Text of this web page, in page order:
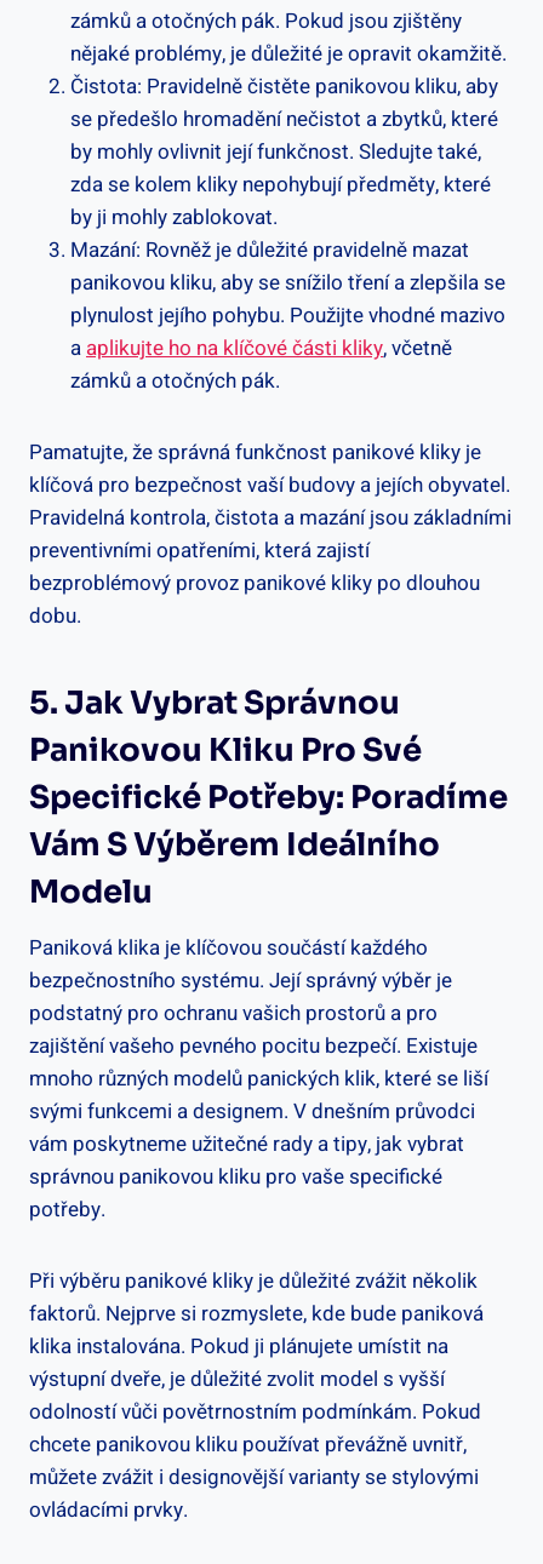
zámků a otočných ‍pák. ⁢Pokud jsou zjištěny
nějaké problémy, je⁣ důležité je⁣ opravit‌ okamžitě.
Čistota: Pravidelně čistěte panikovou kliku, aby
se⁤ předešlo hromadění nečistot a ⁣zbytků, které
by mohly ovlivnit její funkčnost. Sledujte také,
zda se kolem kliky nepohybují předměty, které
‍by ji mohly zablokovat.
Mazání: Rovněž⁤ je důležité pravidelně mazat
panikovou kliku, ⁣aby ‌se snížilo tření a zlepšila se
plynulost jejího pohybu. Použijte⁢ vhodné mazivo
a aplikujte ho na klíčové části kliky, včetně
zámků a otočných pák.
Pamatujte, že správná funkčnost panikové kliky je
klíčová pro bezpečnost vaší budovy a jejích obyvatel.
Pravidelná kontrola, čistota a mazání jsou základními‍
preventivními opatřeními, která zajistí
bezproblémový ⁢provoz panikové kliky po dlouhou
dobu.
5. Jak Vybrat Správnou
Panikovou Kliku​ Pro Své
Specifické Potřeby: Poradíme
Vám S‌ Výběrem Ideálního
Modelu
Paniková klika je klíčovou součástí každého
bezpečnostního systému. Její ⁣správný‍ výběr je
podstatný pro ochranu ‍vašich prostorů a pro
zajištění⁣ vašeho pevného pocitu bezpečí. Existuje
mnoho různých modelů panických klik, které se ⁤liší
svými funkcemi a designem. V dnešním průvodci
vám poskytneme užitečné⁣ rady a tipy, ‌jak ⁤vybrat
správnou panikovou kliku pro vaše specifické
potřeby.
Při výběru ‍panikové kliky‌ je důležité zvážit několik
⁢faktorů. Nejprve si rozmyslete, kde​ bude paniková
klika ‌instalována. Pokud ‍ji plánujete umístit na
výstupní dveře, je důležité zvolit model s vyšší
‌odolností vůči povětrnostním podmínkám. Pokud
chcete panikovou kliku používat⁤ převážně uvnitř,
můžete zvážit i⁢ designovější ⁣varianty se stylovými
ovládacími prvky.